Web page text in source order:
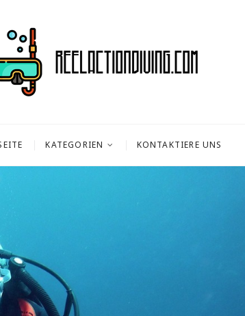
KATEGORIEN KONTAKTIERE UNS